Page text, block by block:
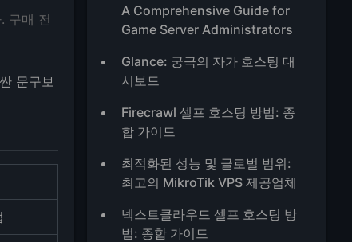
구매 전
문구보
A Comprehensive Guide for
Game Server Administrators
Glance: 궁극의 자가 호스팅 대
시보드
Firecrawl 셀프 호스팅 방법: 종
합 가이드
최적화된 성능 및 글로벌 범위:
최고의 MikroTik VPS 제공업체
넥스트클라우드 셀프 호스팅 방
법: 종합 가이드